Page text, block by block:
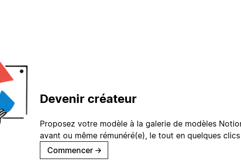
Devenir créateur
Proposez votre modèle à la galerie de modèles
avant ou même rémunéré(e), le tout en quelques
Commencer →